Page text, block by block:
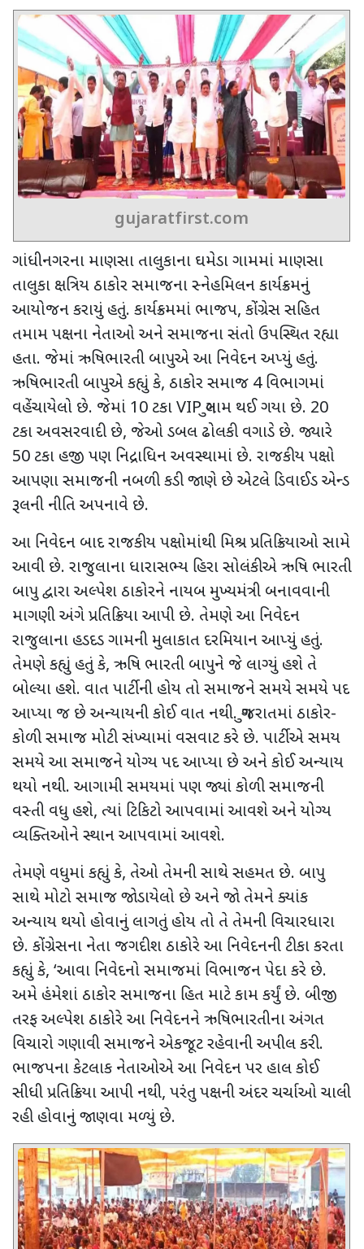
gujaratfirst.com
ગાંધીનગરના માણસા તાલુકાના ઘમેડા ગામમાં માણસા
તાલુકા ક્ષત્રિય ઠાકોર સમાજના સ્નેહમિલન કાર્યક્રમનું
આયોજન કરાયું હતું. કાર્યક્રમમાં ભાજપ, કોંગ્રેસ સહિત
તમામ પક્ષના નેતાઓ અને સમાજના સંતો ઉપસ્થિત રહ્યા
હતા. જેમાં ઋષિભારતી બાપુએ આ નિવેદન અપ્યું હતું.
ઋષિભારતી બાપુએ કહ્યું કે, ઠાકોર સમાજ 4 વિભાગમાં
વહેંચાયેલો છે. જેમાં 10 ટકાVIPગુલામ થઈ ગયા છે. 20
ટકા અવસરવાદી છે, જેઓ ડબલ ઢોલકી વગાડે છે. જ્યારે
50 ટકા હજી પણ નિદ્રાધિન અવસ્થામાં છે. રાજકીય પક્ષો
આપણા સમાજની નબળી કડી જાણે છે એટલે ડિવાઈડ એન્ડ
રૂલની નીતિ અપનાવે છે.
આ નિવેદન બાદ રાજકીય પક્ષોમાંથી મિશ્ર પ્રતિક્રિયાઓ સામે
આવી છે. રાજુલાના ધારાસભ્ય હિરા સોલંકીએ ઋષિ ભારતી
બાપુ દ્વારા અલ્પેશ ઠાકોરને નાયબ મુખ્યમંત્રી બનાવવાની
માગણી અંગે પ્રતિક્રિયા આપી છે. તેમણે આ નિવેદન
રાજુલાના હડદડ ગામની મુલાકાત દરમિયાન આપ્યું હતું.
તેમણે કહ્યું હતું કે, ઋષિ ભારતી બાપુને જે લાગ્યું હશે તે
બોલ્યા હશે. વાત પાર્ટીની હોય તો સમાજને સમયે સમયે પદ
આપ્યા જ છે અન્યાયની કોઈ વાત નથી. ગુજરાતમાં ઠાકોર-
કોળી સમાજ મોટી સંખ્યામાં વસવાટ કરે છે. પાર્ટીએ સમય
સમયે આ સમાજને યોગ્ય પદ આપ્યા છે અને કોઈ અન્યાય
થયો નથી. આગામી સમયમાં પણ જ્યાં કોળી સમાજની
વસ્તી વધુ હશે, ત્યાં ટિકિટો આપવામાં આવશે અને યોગ્ય
વ્યક્તિઓને સ્થાન આપવામાં આવશે.
તેમણે વધુમાં કહ્યું કે, તેઓ તેમની સાથે સહમત છે. બાપુ
સાથે મોટો સમાજ જોડાયેલો છે અને જો તેમને ક્યાંક
અન્યાય થયો હોવાનું લાગતું હોય તો તે તેમની વિચારધારા
છે. કોંગ્રેસના નેતા જગદીશ ઠાકોરે આ નિવેદનની ટીકા કરતા
કહ્યું કે, ‘આવા નિવેદનો સમાજમાં વિભાજન પેદા કરે છે.
અમે હંમેશાં ઠાકોર સમાજના હિત માટે કામ કર્યું છે. બીજી
તરફ અલ્પેશ ઠાકોરે આ નિવેદનને ઋષિભારતીના અંગત
વિચારો ગણાવી સમાજને એકજૂટ રહેવાની અપીલ કરી.
ભાજપના કેટલાક નેતાઓએ આ નિવેદન પર હાલ કોઈ
સીધી પ્રતિક્રિયા આપી નથી, પરંતુ પક્ષની અંદર ચર્ચાઓ ચાલી
રહી હોવાનું જાણવા મળ્યું છે.